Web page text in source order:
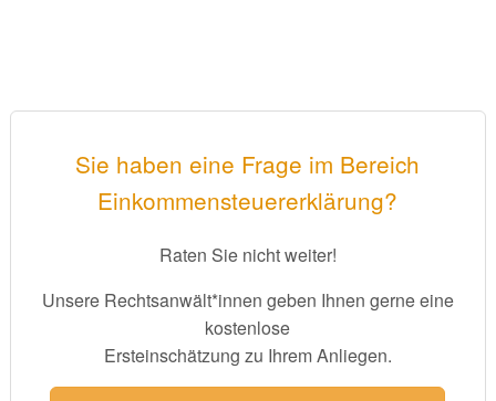
Sie haben eine Frage im Bereich
Einkommensteuererklärung?
Raten Sie nicht weiter!
Unsere Rechtsanwält*innen geben Ihnen gerne eine
kostenlose
Ersteinschätzung zu Ihrem Anliegen.